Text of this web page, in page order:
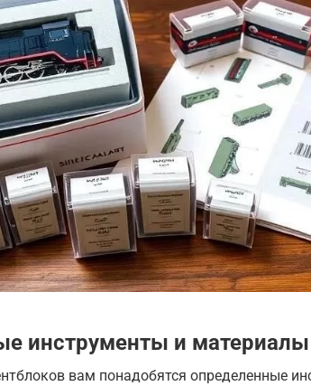
инструменты и материалы
вам понадобятся определенные